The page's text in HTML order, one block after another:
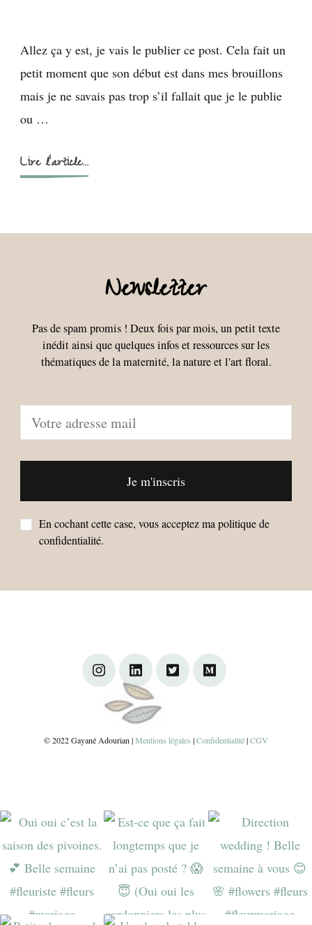
Allez ça y est, je vais le publier ce post. Cela fait un
petit moment que son début est dans mes brouillons
mais je ne savais pas trop s’il fallait que je le publie
ou …
Lire l'article...
Newsletter
Pas de spam promis ! Deux fois par mois, un petit texte
inédit ainsi que quelques infos et ressources sur les
thématiques de la maternité, la nature et l'art floral.
En cochant cette case, vous acceptez ma politique de
confidentialité.
© 2022 Gayané Adourian |Mentions légales |Confidentialité|CGV